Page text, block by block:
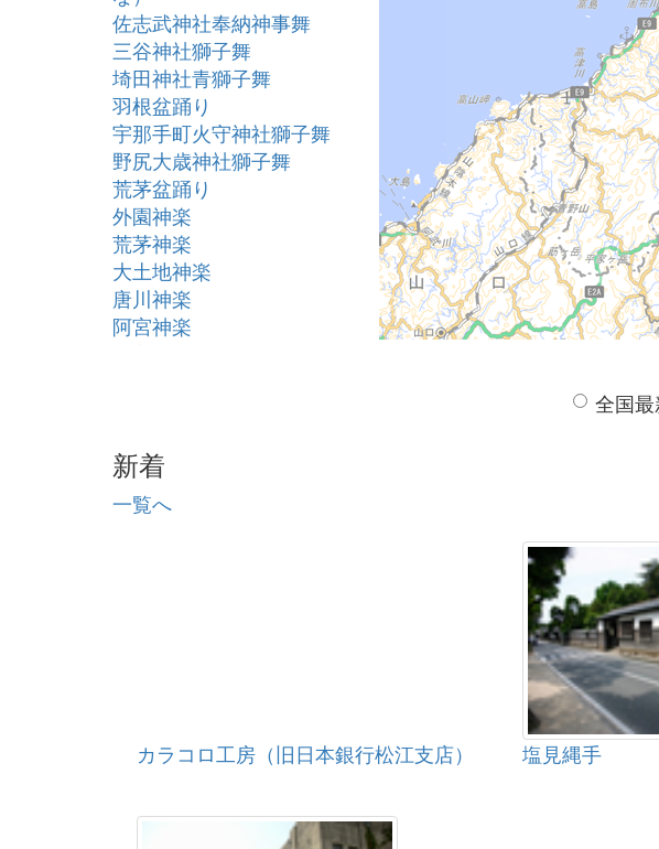
佐志武神社奉納神事舞
三谷神社獅子舞
埼田神社青獅子舞
羽根盆踊り
宇那手町火守神社獅子舞
野尻大歳神社獅子舞
荒茅盆踊り
外園神楽
荒茅神楽
大土地神楽
唐川神楽
阿宮神楽
全国
新着
一覧へ
カラコロ工房（旧日本銀行松江支店） 塩見縄手